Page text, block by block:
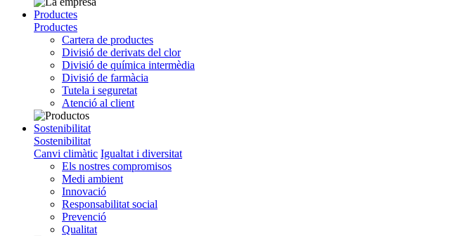
Productes
Productes
Cartera de productes
Divisió de derivats del clor
Divisió de química intermèdia
Divisió de farmàcia
Tutela i seguretat
Atenció al client
Sostenibilitat
Sostenibilitat
Canvi climàtic Igualtat i diversitat
Els nostres compromisos
Medi ambient
Innovació
Responsabilitat social
Prevenció
Qualitat